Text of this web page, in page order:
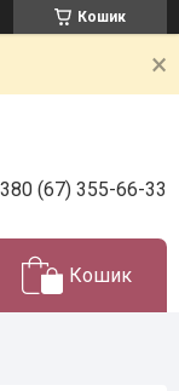
Кошик
(67) 355-66-33
Кошик